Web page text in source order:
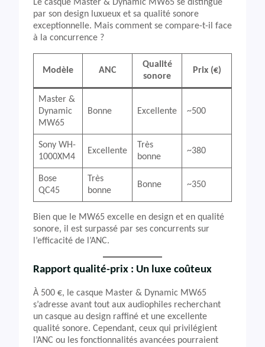
Le casque Master & Dynamic MW65 se distingue
par son design luxueux et sa qualité sonore
exceptionnelle. Mais comment se compare-t-il face
à la concurrence ?
Modèle ANC
Qualité
sonore
Prix (€)
Master &
Dynamic
MW65
Bonne Excellente ~500
Sony WH-
1000XM4
Excellente
Très
bonne
~380
Bose
QC45
Très
bonne
Bonne ~350
Bien que le MW65 excelle en design et en qualité
sonore, il est surpassé par ses concurrents sur
l’efficacité de l’ANC.
Rapport qualité-prix : Un luxe coûteux
À 500 €, le casque Master & Dynamic MW65
s’adresse avant tout aux audiophiles recherchant
un casque au design raffiné et une excellente
qualité sonore. Cependant, ceux qui privilégient
l’ANC ou les fonctionnalités avancées pourraient